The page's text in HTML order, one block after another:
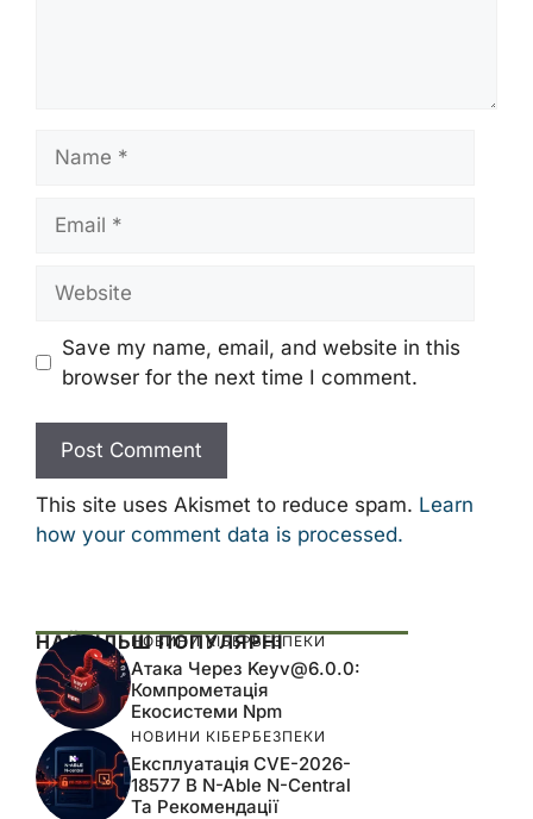
Save my name, email, and website in this
browser for the next time I comment.
This site uses Akismet to reduce spam. Learn
how your comment data is processed.
НАЙБІЛЬШ ПОПУЛЯРНІ
НОВИНИ КІБЕРБЕЗПЕКИ
Атака Через Keyv@6.0.0:
Компрометація
Екосистеми Npm
НОВИНИ КІБЕРБЕЗПЕКИ
Експлуатація CVE-2026-
18577 В N-Able N-Central
Та Рекомендації